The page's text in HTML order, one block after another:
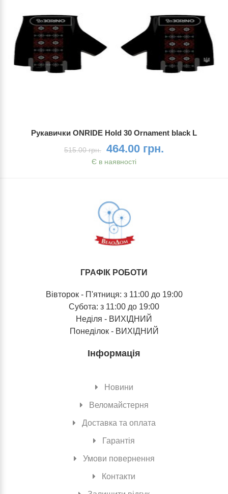
Рукавички ONRIDE Hold 30 Ornament black L
515.00 грн. 464.00 грн.
Є в наявності
ГРАФІК РОБОТИ
Вівторок - П'ятниця: з 11:00 до 19:00
Субота: з 11:00 до 19:00
Неділя - ВИХІДНИЙ
Понеділок - ВИХІДНИЙ
Інформація
Новини
Веломайстерня
Доставка та оплата
Гарантія
Умови повернення
Контакти